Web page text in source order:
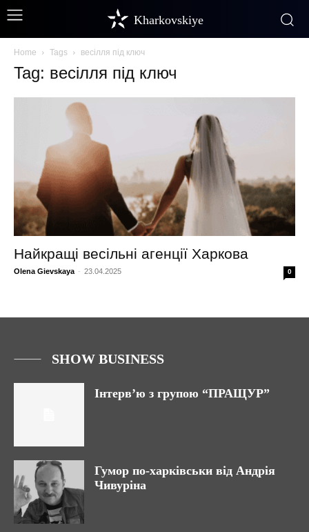
Kharkovskiye
Home Tags весілля під ключ
Tag: весілля під ключ
Найкращі весільні агенції Харкова
Olena Gievskaya - 23.04.2025 0
SHOW BUSINESS
Інтерв’ю з групою “ПРАЩУР”
Гумор по-харківськи від Андрія
Чивуріна